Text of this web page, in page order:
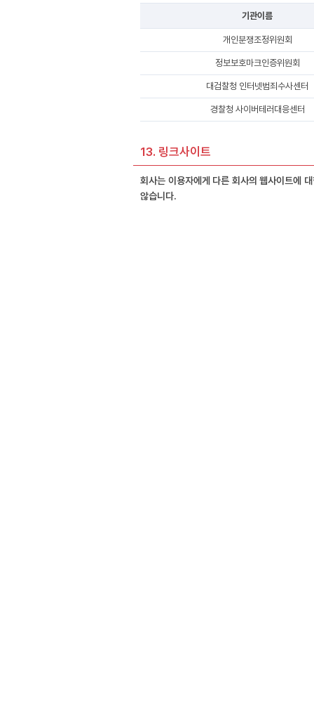
기관이름
개인분쟁조정위원회
정보보호마크인증위원회
대검찰청 인터넷범죄수사센터
경찰청 사이버테러대응센터
13. 링크사이트
회사는 이용자에게 다른 회사의 웹사이트에
않습니다.